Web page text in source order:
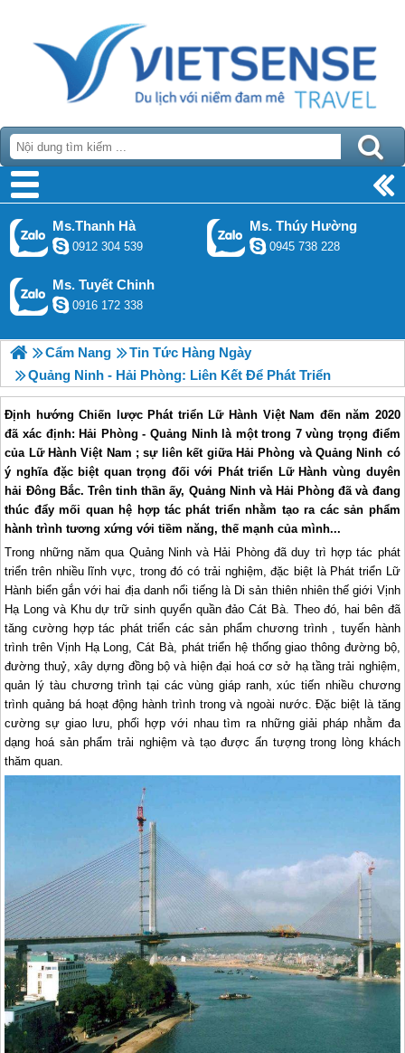
Ms.Thanh Hà
0912 304 539
Ms. Thúy Hường
0945 738 228
Ms. Tuyết Chinh
0916 172 338
Cẩm Nang
Tin Tức Hàng Ngày
Quảng Ninh - Hải Phòng: Liên Kết Để Phát Triển
Định hướng Chiến lược Phát triển Lữ Hành Việt Nam đến năm 2020
đã xác định: Hải Phòng - Quảng Ninh là một trong 7 vùng trọng điểm
của Lữ Hành Việt Nam ; sự liên kết giữa Hải Phòng và Quảng Ninh có
ý nghĩa đặc biệt quan trọng đối với Phát triển Lữ Hành vùng duyên
hải Đông Bắc. Trên tinh thần ấy, Quảng Ninh và Hải Phòng đã và đang
thúc đẩy mối quan hệ hợp tác phát triển nhằm tạo ra các sản phẩm
hành trình tương xứng với tiềm năng, thế mạnh của mình...
Trong những năm qua Quảng Ninh và Hải Phòng đã duy trì hợp tác phát
triển trên nhiều lĩnh vực, trong đó có trải nghiệm, đặc biệt là Phát triển Lữ
Hành biển gắn với hai địa danh nổi tiếng là Di sản thiên nhiên thế giới Vịnh
Hạ Long và Khu dự trữ sinh quyển quần đảo Cát Bà. Theo đó, hai bên đã
tăng cường hợp tác phát triển các sản phẩm chương trình , tuyến hành
trình trên Vịnh Hạ Long, Cát Bà, phát triển hệ thống giao thông đường bộ,
đường thuỷ, xây dựng đồng bộ và hiện đại hoá cơ sở hạ tầng trải nghiệm,
quản lý tàu chương trình tại các vùng giáp ranh, xúc tiến nhiều chương
trình quảng bá hoạt động hành trình trong và ngoài nước. Đặc biệt là tăng
cường sự giao lưu, phối hợp với nhau tìm ra những giải pháp nhằm đa
dạng hoá sản phẩm trải nghiệm và tạo được ấn tượng trong lòng khách
thăm quan.